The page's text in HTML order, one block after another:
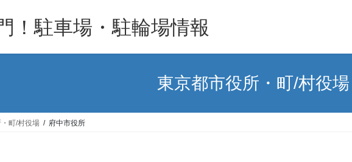
！駐車場・駐輪場情報
東京都市役所・町/村役場
町/村役場 府中市役所